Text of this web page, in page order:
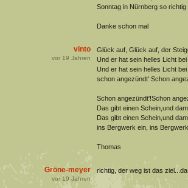
Sonntag in Nürnberg so richtig
Danke schon mal
vinto
vor 19 Jahren
Glück auf, Glück auf, der
Und er hat sein helles Licht
Und er hat sein helles Licht
schon angezündt' Schon
Schon angezündt'!Schon
Das gibt einen Schein,und
Das gibt einen Schein,und
ins Bergwerk ein, ins
Thomas
Gröne-meyer
vor 19 Jahren
richtig, der weg ist das